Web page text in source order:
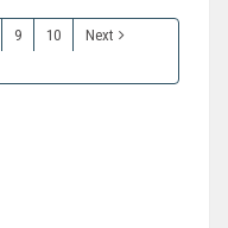
9 10
Next